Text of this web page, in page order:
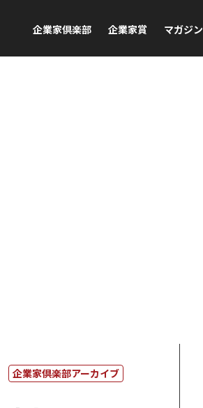
企業家倶楽部 企業家賞 マガジン
企業家倶楽部アーカイブ